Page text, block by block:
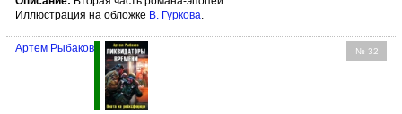
Иллюстрация на обложке В. Гуркова.
№ 32
Артем Рыбаков